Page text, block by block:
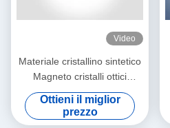
Video
Materiale cristallino sintetico
Magneto cristalli ottici
Gadolinio Gallio Granato
GGG
Ottieni il miglior
prezzo